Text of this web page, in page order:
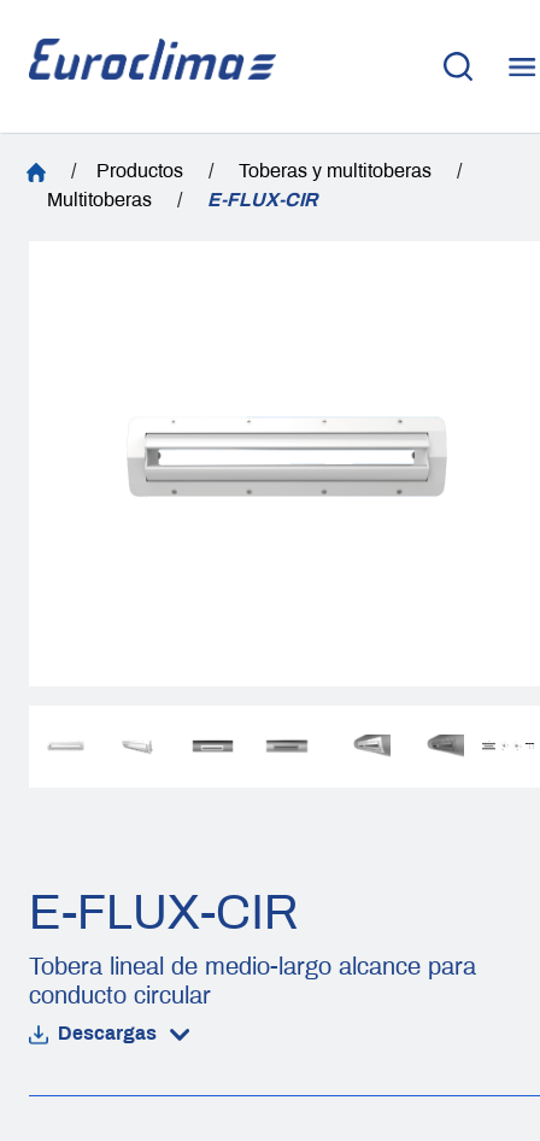
/ Productos / Toberas y multitoberas
/
Multitoberas
/ E-FLUX-CIR
E-FLUX-CIR
Tobera lineal de medio-largo alcance para
conducto circular
Descargas